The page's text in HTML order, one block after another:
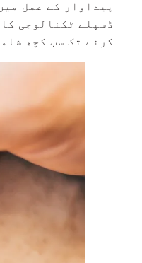
پیداوار کے عمل
ڈسپلے ٹکنالوجی
کرنے تک سب کچھ